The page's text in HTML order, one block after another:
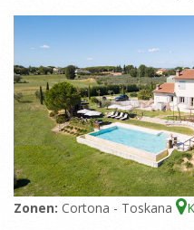
Zonen: Cortona - Toskana